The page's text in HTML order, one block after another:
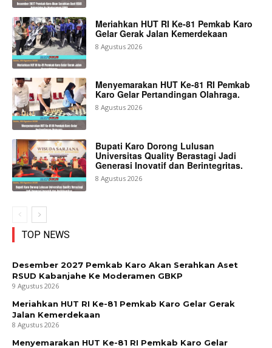
Meriahkan HUT RI Ke-81 Pemkab Karo
Gelar Gerak Jalan Kemerdekaan
8 Agustus 2026
Menyemarakan HUT Ke-81 RI Pemkab
Karo Gelar Pertandingan Olahraga.
8 Agustus 2026
Bupati Karo Dorong Lulusan
Universitas Quality Berastagi Jadi
Generasi Inovatif dan Berintegritas.
8 Agustus 2026
TOP NEWS
Desember 2027 Pemkab Karo Akan Serahkan Aset
RSUD Kabanjahe Ke Moderamen GBKP
9 Agustus 2026
Meriahkan HUT RI Ke-81 Pemkab Karo Gelar Gerak
Jalan Kemerdekaan
8 Agustus 2026
Menyemarakan HUT Ke-81 RI Pemkab Karo Gelar